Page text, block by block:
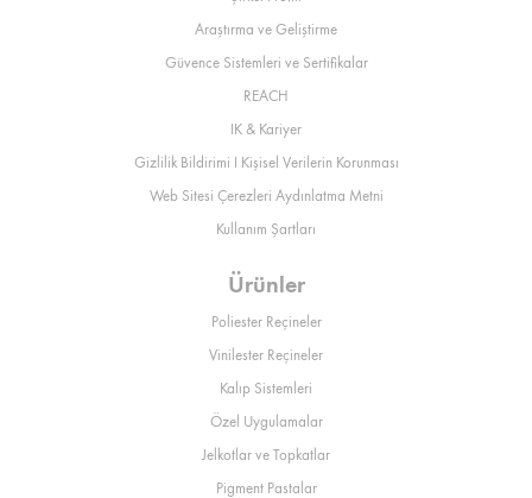
Araştırma ve Geliştirme
Güvence Sistemleri ve Sertifikalar
REACH
IK & Kariyer
Gizlilik Bildirimi I Kişisel Verilerin Korunması
Web Sitesi Çerezleri Aydınlatma Metni
Kullanım Şartları
Ürünler
Poliester Reçineler
Vinilester Reçineler
Kalıp Sistemleri
Özel Uygulamalar
Jelkotlar ve Topkatlar
Pigment Pastalar